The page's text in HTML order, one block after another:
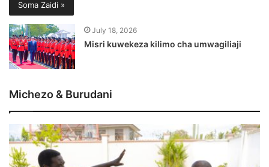
Soma Zaidi »
July 18, 2026
Misri kuwekeza kilimo cha umwagiliaji
Michezo & Burudani